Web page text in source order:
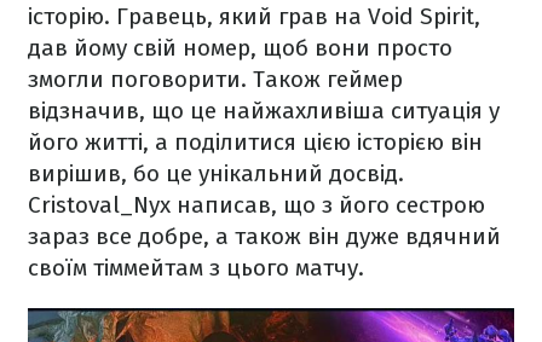
історію. Гравець, який грав на Void Spirit,
дав йому свій номер, щоб вони просто
змогли поговорити. Також геймер
відзначив, що це найжахливіша ситуація у
його житті, а поділитися цією історією він
вирішив, бо це унікальний досвід.
Cristoval_Nyx написав, що з його сестрою
зараз все добре, а також він дуже вдячний
своїм тіммейтам з цього матчу.